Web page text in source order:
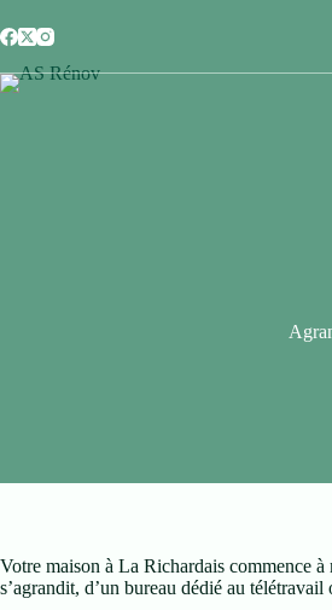
Votre maison à La Richardais commence
s’agrandit, d’un bureau dédié au